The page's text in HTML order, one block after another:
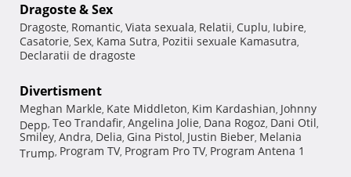
Dragoste & Sex
Dragoste, Romantic, Viata sexuala, Relatii, Cuplu, Iubire,
Casatorie, Sex, Kama Sutra, Pozitii sexuale Kamasutra,
Declaratii de dragoste
Divertisment
Meghan Markle, Kate Middleton, Kim Kardashian, Johnny
Depp, Teo Trandafir, Angelina Jolie, Dana Rogoz, Dani Otil,
Smiley, Andra, Delia, Gina Pistol, Justin Bieber, Melania
Trump, Program TV, Program Pro TV, Program Antena 1